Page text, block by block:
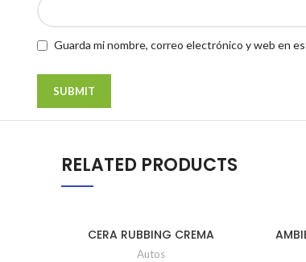
Guarda mi nombre, correo electrónico y web en
RELATED PRODUCTS
CERA RUBBING CREMA
Autos